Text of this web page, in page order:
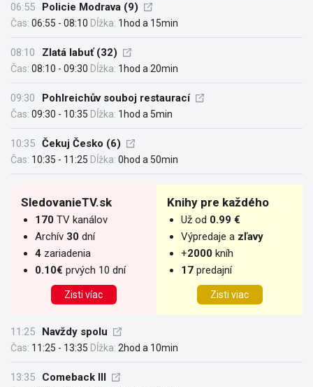
06:55 Policie Modrava (9)
Čas: 06:55 - 08:10 Dĺžka: 1hod a 15min
08:10 Zlatá labuť (32)
Čas: 08:10 - 09:30 Dĺžka: 1hod a 20min
09:30 Pohlreichův souboj restaurací
Čas: 09:30 - 10:35 Dĺžka: 1hod a 5min
10:35 Čekuj Česko (6)
Čas: 10:35 - 11:25 Dĺžka: 0hod a 50min
SledovanieTV.sk
170 TV kanálov
Archív 30 dní
4 zariadenia
0.10€ prvých 10 dní
Zisti víac
Knihy pre každého
Už od 0.99 €
Výpredaje a zľavy
+2000 kníh
17 predajní
Zisti viac
11:25 Navždy spolu
Čas: 11:25 - 13:35 Dĺžka: 2hod a 10min
13:35 Comeback III